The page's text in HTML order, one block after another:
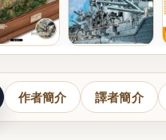
作者簡介 譯者簡介